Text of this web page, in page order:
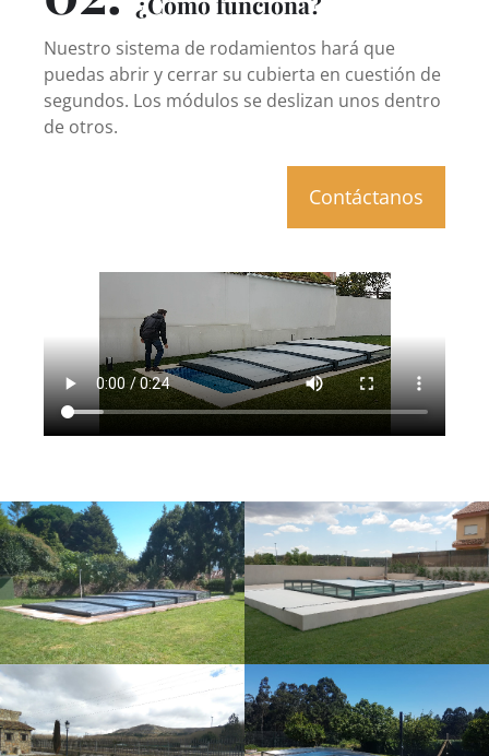
Nuestro sistema de rodamientos hará que
puedas abrir y cerrar su cubierta en cuestión de
segundos. Los módulos se deslizan unos dentro
de otros.
Contáctanos